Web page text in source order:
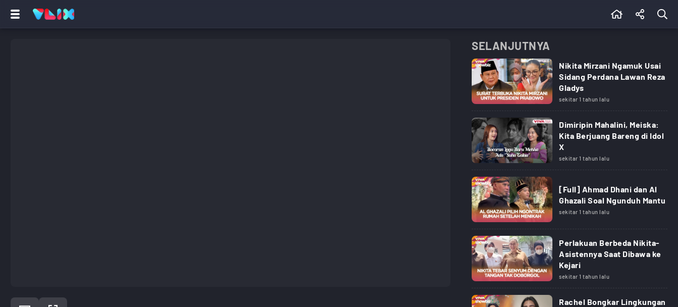
SELANJUTNYA
Nikita Mirzani Ngamuk Usai
Sidang Perdana Lawan Reza
Gladys
sekitar 1 tahun lalu
Dimiripin Mahalini, Meiska:
Kita Berjuang Bareng di Idol
X
sekitar 1 tahun lalu
[Full] Ahmad Dhani dan Al
Ghazali Soal Ngunduh Mantu
sekitar 1 tahun lalu
Perlakuan Berbeda Nikita-
Asistennya Saat Dibawa ke
Kejari
sekitar 1 tahun lalu
Rachel Bongkar Lingkungan